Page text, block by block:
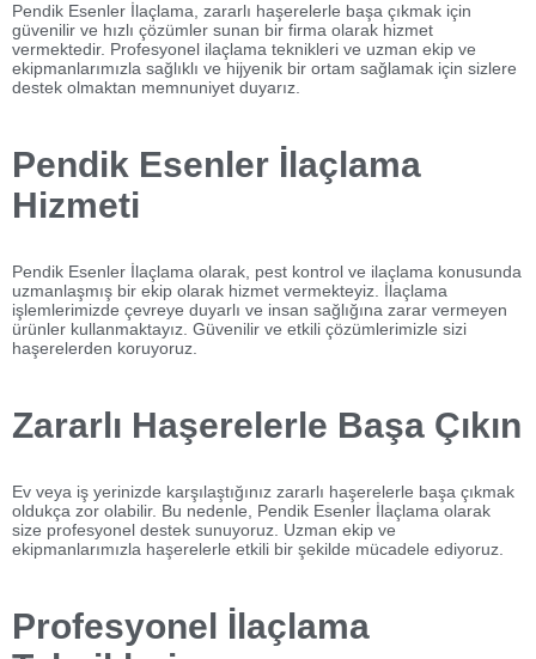
Pendik Esenler İlaçlama, zararlı haşerelerle başa çıkmak için
güvenilir ve hızlı çözümler sunan bir firma olarak hizmet
vermektedir. Profesyonel ilaçlama teknikleri ve uzman ekip ve
ekipmanlarımızla sağlıklı ve hijyenik bir ortam sağlamak için sizlere
destek olmaktan memnuniyet duyarız.
Pendik Esenler İlaçlama
Hizmeti
Pendik Esenler İlaçlama olarak, pest kontrol ve ilaçlama konusunda
uzmanlaşmış bir ekip olarak hizmet vermekteyiz. İlaçlama
işlemlerimizde çevreye duyarlı ve insan sağlığına zarar vermeyen
ürünler kullanmaktayız. Güvenilir ve etkili çözümlerimizle sizi
haşerelerden koruyoruz.
Zararlı Haşerelerle Başa Çıkın
Ev veya iş yerinizde karşılaştığınız zararlı haşerelerle başa çıkmak
oldukça zor olabilir. Bu nedenle, Pendik Esenler İlaçlama olarak
size profesyonel destek sunuyoruz. Uzman ekip ve
ekipmanlarımızla haşerelerle etkili bir şekilde mücadele ediyoruz.
Profesyonel İlaçlama